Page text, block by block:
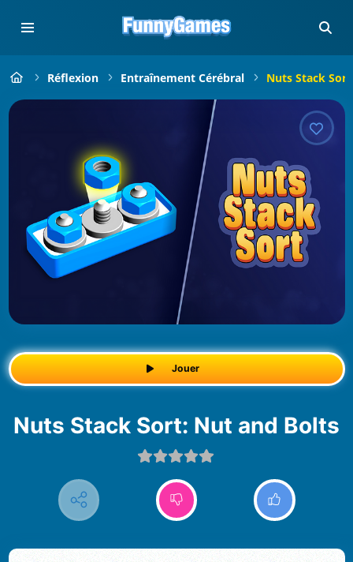
Réflexion Entraînement Cérébral Nuts Stack
Jouer
Nuts Stack Sort: Nut and Bolts